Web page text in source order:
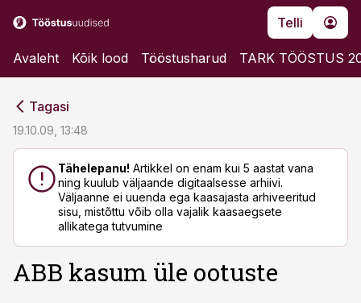
Telli
Avaleht Kõik lood Tööstusharud TARK TÖÖSTUS
Tagasi
19.10.09, 13:48
Tähelepanu! Artikkel on enam kui 5 aastat vana
ning kuulub väljaande digitaalsesse arhiivi.
Väljaanne ei uuenda ega kaasajasta arhiveeritud
sisu, mistõttu võib olla vajalik kaasaegsete
allikatega tutvumine
ABB kasum üle ootuste